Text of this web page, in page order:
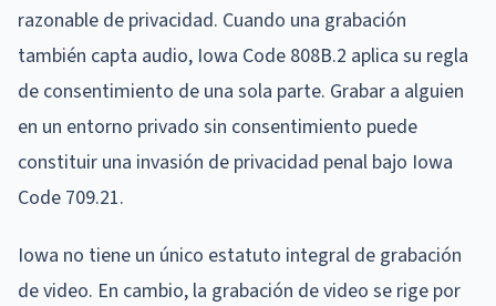
razonable de privacidad. Cuando una grabación
también capta audio, Iowa Code 808B.2 aplica su regla
de consentimiento de una sola parte. Grabar a alguien
en un entorno privado sin consentimiento puede
constituir una invasión de privacidad penal bajo Iowa
Code 709.21.
Iowa no tiene un único estatuto integral de grabación
de video. En cambio, la grabación de video se rige por